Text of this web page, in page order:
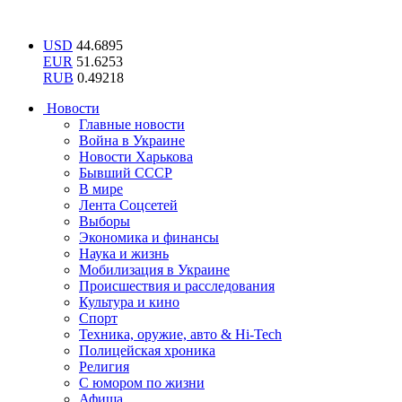
USD 44.6895
EUR 51.6253
RUB 0.49218
Новости
Главные новости
Война в Украине
Новости Харькова
Бывший СССР
В мире
Лента Соцсетей
Выборы
Экономика и финансы
Наука и жизнь
Мобилизация в Украине
Происшествия и расследования
Культура и кино
Спорт
Техника, оружие, авто & Hi-Tech
Полицейская хроника
Религия
С юмором по жизни
Афиша